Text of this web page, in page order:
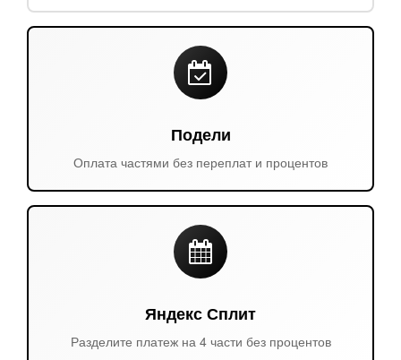
Подели
Оплата частями без переплат и процентов
Яндекс Сплит
Разделите платеж на 4 части без процентов